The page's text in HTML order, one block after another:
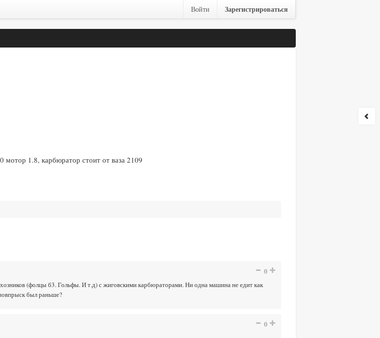
Войти Зарегистрироваться
мотор 1.8, карбюратор стоит от ваза 2109
0
(фолцы б3. Гольфы. И т.д) с жиговскими карбюраторами. Ни одна машина не едит как
был раньше?
0